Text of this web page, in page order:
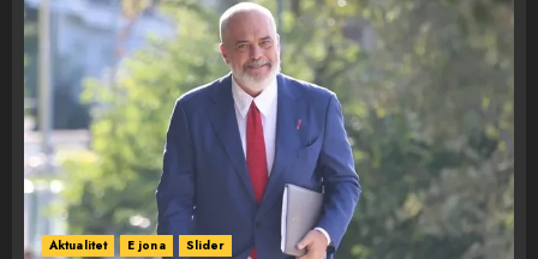
Aktualitet E jona Slider